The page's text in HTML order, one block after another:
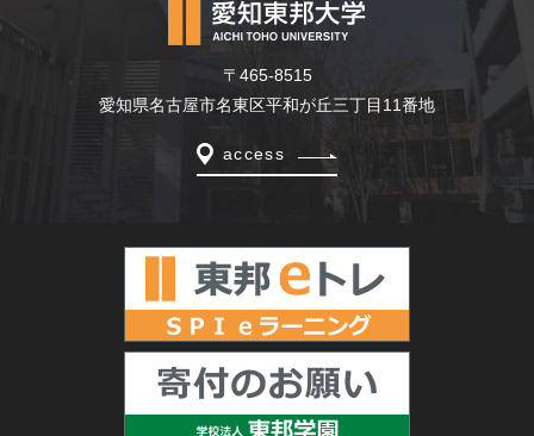
〒465-8515
愛知県名古屋市名東区平和が丘三丁目11番地
access